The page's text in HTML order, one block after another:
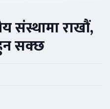
संस्थामा राखौं,
सक्छ